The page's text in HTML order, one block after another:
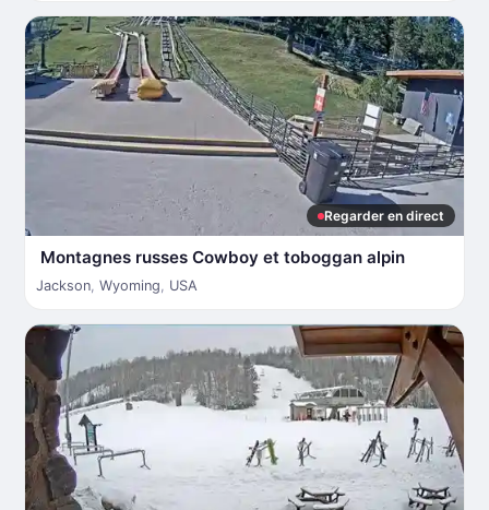
Regarder en direct
Montagnes russes Cowboy et toboggan alpin
Jackson, Wyoming, USA